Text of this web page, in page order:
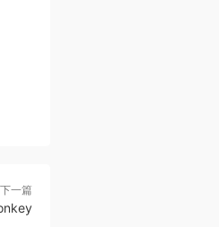
下一篇